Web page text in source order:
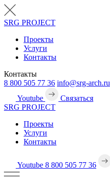
SRG PROJECT
Проекты
Услуги
Контакты
Контакты
8 800 505 77 36 info@srg-arch.ru
Youtube
Связаться
SRG PROJECT
Проекты
Услуги
Контакты
Youtube 8 800 505 77 36